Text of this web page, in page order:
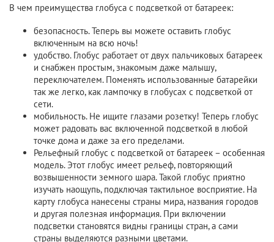
В чем преимущества глобуса с подсветкой от батареек:
безопасность. Теперь вы можете оставить глобус
включенным на всю ночь!
удобство. Глобус работает от двух пальчиковых батареек
и снабжен простым, знакомым даже малышу,
переключателем. Поменять использованные батарейки
так же легко, как лампочку в глобусах с подсветкой от
сети.
мобильность. Не ищите глазами розетку! Теперь глобус
может радовать вас включенной подсветкой в любой
точке дома и даже за его пределами.
Рельефный глобус с подсветкой от батареек – особенная
модель. Этот глобус имеет рельеф, повторяющий
возвышенности земного шара. Такой глобус приятно
изучать наощупь, подключая тактильное восприятие. На
карту глобуса нанесены страны мира, названия городов
и другая полезная информация. При включении
подсветки становятся видны границы стран, а сами
страны выделяются разными цветами.